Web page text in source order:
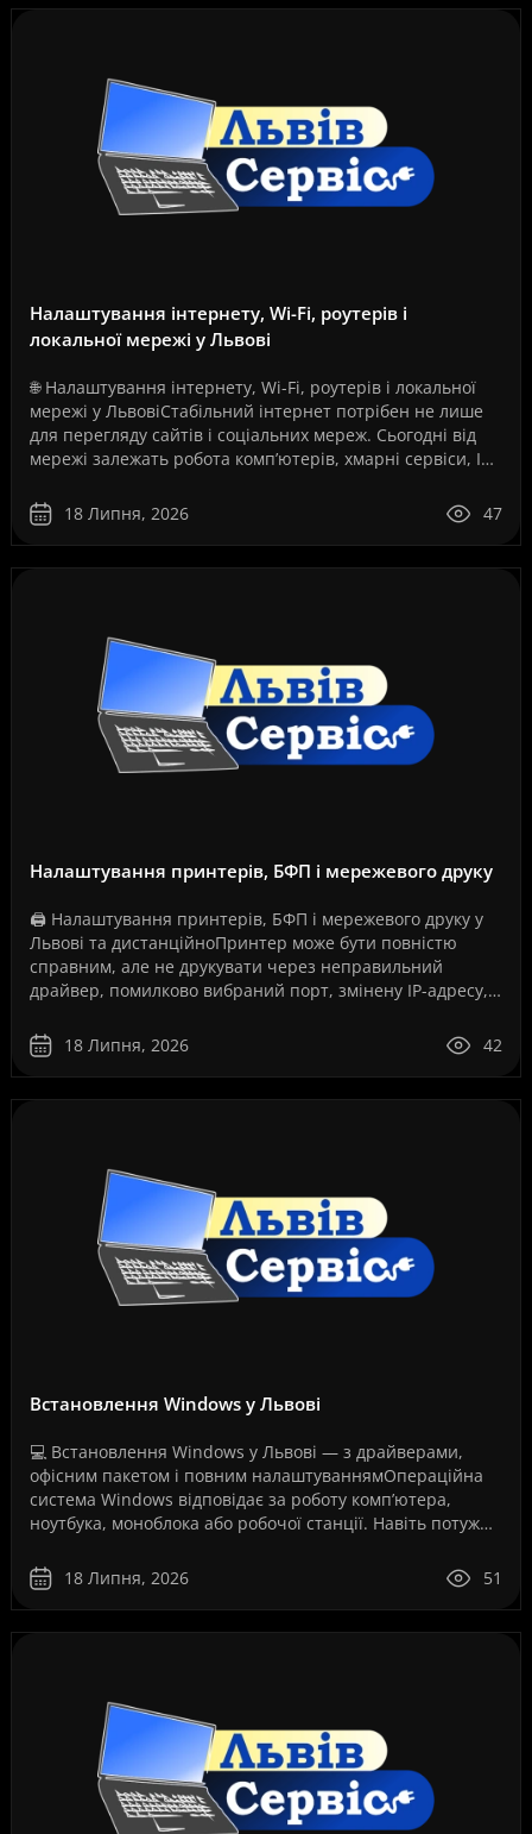
Налаштування інтернету, Wi-Fi, роутерів і
локальної мережі у Львові
🌐 Налаштування інтернету, Wi-Fi, роутерів і локальної
мережі у ЛьвовіСтабільний інтернет потрібен не лише
для перегляду сайтів і соціальних мереж. Сьогодні від
мережі залежать робота комп’ютерів, хмарні сервіси, IP-
18 Липня, 2026
47
Налаштування принтерів, БФП і мережевого друку
🖨️ Налаштування принтерів, БФП і мережевого друку у
Львові та дистанційноПринтер може бути повністю
справним, але не друкувати через неправильний
драйвер, помилково вибраний порт, змінену IP-адресу,
18 Липня, 2026
42
Встановлення Windows у Львові
💻 Встановлення Windows у Львові — з драйверами,
офісним пакетом і повним налаштуваннямОпераційна
система Windows відповідає за роботу комп’ютера,
ноутбука, моноблока або робочої станції. Навіть потужне
18 Липня, 2026
51